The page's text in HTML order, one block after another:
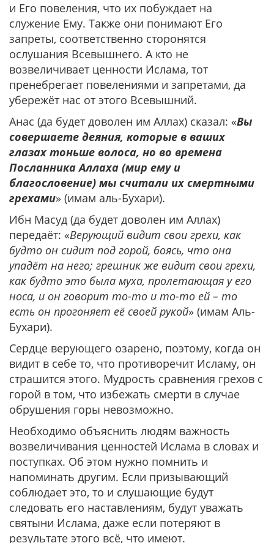
и Его повеления, что их побуждает на
служение Ему. Также они понимают Его
запреты, соответственно сторонятся
ослушания Всевышнего. А кто не
возвеличивает ценности Ислама, тот
пренебрегает повелениями и запретами, да
убережёт нас от этого Всевышний.
Анас (да будет доволен им Аллах) сказал: «Вы
совершаете деяния, которые в ваших
глазах тоньше волоса, но во времена
Посланника Аллаха (мир ему и
благословение) мы считали их смертными
грехами» (имам аль-Бухари).
Ибн Маcуд (да будет доволен им Аллах)
передаёт: «Верующий видит свои грехи, как
будто он сидит под горой, боясь, что она
упадёт на него; грешник же видит свои грехи,
как будто это была муха, пролетающая у его
носа, и он говорит то-то и то-то ей – то
есть он прогоняет её своей рукой» (имам Аль-
Бухари).
Сердце верующего озарено, поэтому, когда он
видит в себе то, что противоречит Исламу, он
страшится этого. Мудрость сравнения грехов с
горой в том, что избежать смерти в случае
обрушения горы невозможно.
Необходимо объяснить людям важность
возвеличивания ценностей Ислама в словах и
поступках. Об этом нужно помнить и
напоминать другим. Если призывающий
соблюдает это, то и слушающие будут
следовать его наставлениям, будут уважать
святыни Ислама, даже если потеряют в
результате этого всё, что имеют.